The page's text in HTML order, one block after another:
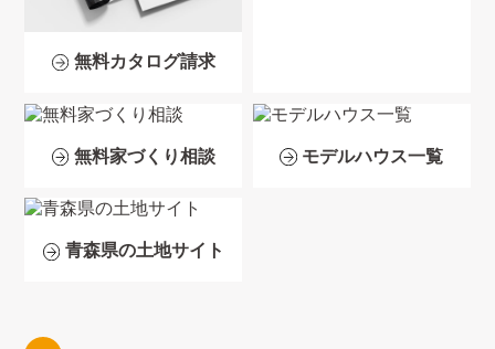
無料カタログ請求
無料家づくり相談 モデルハウス一覧
青森県の土地サイト